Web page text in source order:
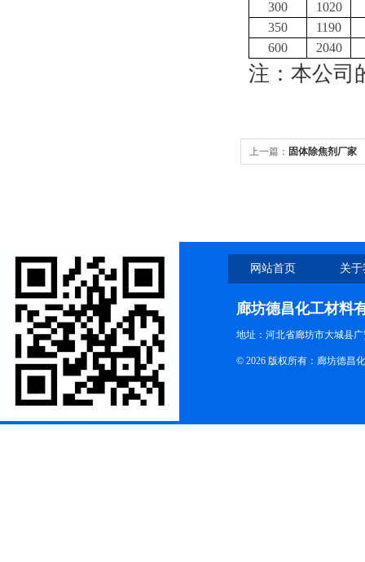
300
1020
350
1190
600
2040
注：本公司
上一篇： 固体除焦剂厂家
网站首页 关
廊坊德昌化工材料
地址：河北省廊坊市大城县
© 2026 版权所有：廊坊德昌